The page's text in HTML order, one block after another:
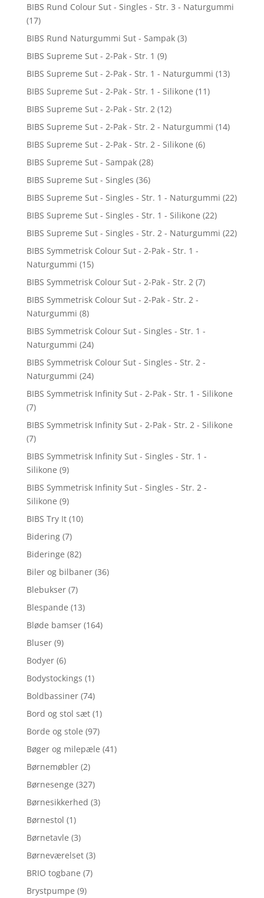
BIBS Rund Colour Sut - Singles - Str. 3 - Naturgummi
(17)
BIBS Rund Naturgummi Sut - Sampak (3)
BIBS Supreme Sut - 2-Pak - Str. 1 (9)
BIBS Supreme Sut - 2-Pak - Str. 1 - Naturgummi (13)
BIBS Supreme Sut - 2-Pak - Str. 1 - Silikone (11)
BIBS Supreme Sut - 2-Pak - Str. 2 (12)
BIBS Supreme Sut - 2-Pak - Str. 2 - Naturgummi (14)
BIBS Supreme Sut - 2-Pak - Str. 2 - Silikone (6)
BIBS Supreme Sut - Sampak (28)
BIBS Supreme Sut - Singles (36)
BIBS Supreme Sut - Singles - Str. 1 - Naturgummi (22)
BIBS Supreme Sut - Singles - Str. 1 - Silikone (22)
BIBS Supreme Sut - Singles - Str. 2 - Naturgummi (22)
BIBS Symmetrisk Colour Sut - 2-Pak - Str. 1 -
Naturgummi (15)
BIBS Symmetrisk Colour Sut - 2-Pak - Str. 2 (7)
BIBS Symmetrisk Colour Sut - 2-Pak - Str. 2 -
Naturgummi (8)
BIBS Symmetrisk Colour Sut - Singles - Str. 1 -
Naturgummi (24)
BIBS Symmetrisk Colour Sut - Singles - Str. 2 -
Naturgummi (24)
BIBS Symmetrisk Infinity Sut - 2-Pak - Str. 1 - Silikone
(7)
BIBS Symmetrisk Infinity Sut - 2-Pak - Str. 2 - Silikone
(7)
BIBS Symmetrisk Infinity Sut - Singles - Str. 1 -
Silikone (9)
BIBS Symmetrisk Infinity Sut - Singles - Str. 2 -
Silikone (9)
BIBS Try It (10)
Bidering (7)
Bideringe (82)
Biler og bilbaner (36)
Blebukser (7)
Blespande (13)
Bløde bamser (164)
Bluser (9)
Bodyer (6)
Bodystockings (1)
Boldbassiner (74)
Bord og stol sæt (1)
Borde og stole (97)
Bøger og milepæle (41)
Børnemøbler (2)
Børnesenge (327)
Børnesikkerhed (3)
Børnestol (1)
Børnetavle (3)
Børneværelset (3)
BRIO togbane (7)
Brystpumpe (9)